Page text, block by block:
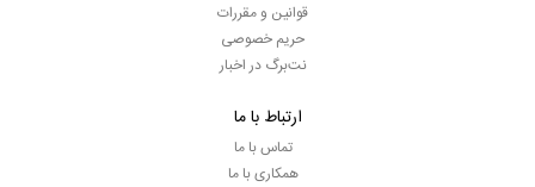
قوانین و مقررات
حریم خصوصی
نت‌برگ در اخبار
ارتباط با ما
تماس با ما
همکاری با ما